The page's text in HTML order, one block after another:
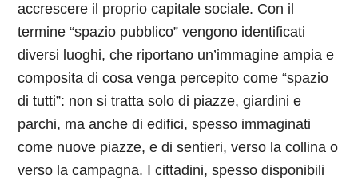
accrescere il proprio capitale sociale. Con il
termine “spazio pubblico” vengono identificati
diversi luoghi, che riportano un’immagine ampia e
composita di cosa venga percepito come “spazio
di tutti”: non si tratta solo di piazze, giardini e
parchi, ma anche di edifici, spesso immaginati
come nuove piazze, e di sentieri, verso la collina o
verso la campagna. I cittadini, spesso disponibili